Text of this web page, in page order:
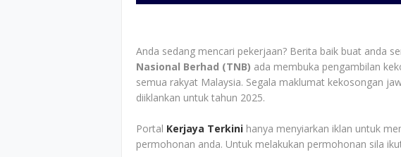
Anda sedang mencari pekerjaan? Berita baik buat anda
Nasional Berhad (TNB) ada membuka pengambilan
semua rakyat Malaysia. Segala maklumat kekosongan
diiklankan untuk tahun 2025.
Portal Kerjaya Terkini hanya menyiarkan iklan untuk
permohonan anda. Untuk melakukan permohonan sila